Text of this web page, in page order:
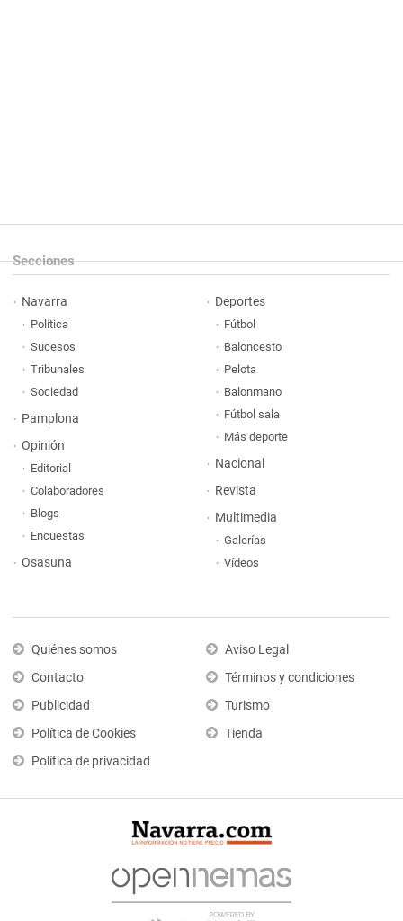
Secciones
Navarra
Política
Sucesos
Tribunales
Sociedad
Pamplona
Opinión
Editorial
Colaboradores
Blogs
Encuestas
Osasuna
Deportes
Fútbol
Baloncesto
Pelota
Balonmano
Fútbol sala
Más deporte
Nacional
Revista
Multimedia
Galerías
Vídeos
Quiénes somos
Contacto
Publicidad
Política de Cookies
Política de privacidad
Aviso Legal
Términos y condiciones
Turismo
Tienda